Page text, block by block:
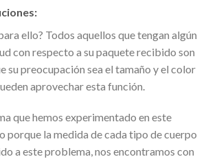
ello? Todos aquellos que tengan algún
con respecto a su paquete recibido son
su preocupación sea el tamaño y el color
aprovechar esta función.
que hemos experimentado en este
porque la medida de cada tipo de cuerpo
a este problema, nos encontramos con